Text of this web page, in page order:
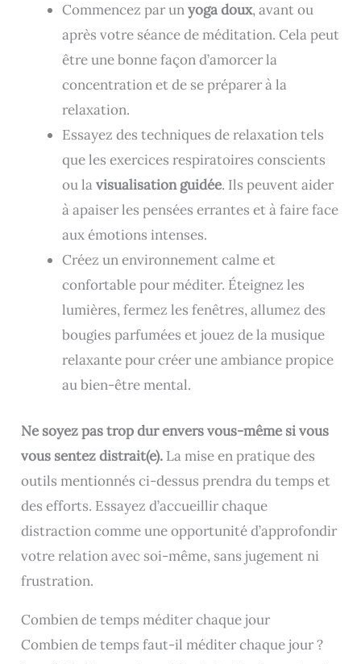
Commencez par unyoga doux, avant ou
après votre séance de méditation. Cela peut
être une bonne façon d’amorcer la
concentration et de se préparer à la
relaxation.
Essayez des techniques de relaxation tels
que les exercices respiratoires conscients
ou lavisualisation guidée. Ils peuvent aider
à apaiser les pensées errantes et à faire face
aux émotions intenses.
Créez un environnement calme et
confortable pour méditer. Éteignez les
lumières, fermez les fenêtres, allumez des
bougies parfumées et jouez de la musique
relaxante pour créer une ambiance propice
au bien-être mental.
Ne soyez pas trop dur envers vous-même si vous
vous sentez distrait(e). La mise en pratique des
outils mentionnés ci-dessus prendra du temps et
des efforts. Essayez d’accueillir chaque
distraction comme une opportunité d’approfondir
votre relation avec soi-même, sans jugement ni
frustration.
Combien de temps méditer chaque jour
Combien de temps faut-il méditer chaque jour ?